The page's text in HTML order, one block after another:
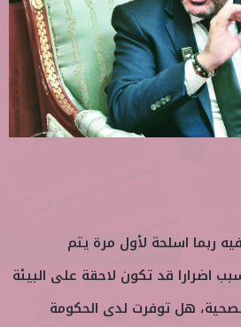
ربما اسلحة لأول مرة يتم
اضرارا قد تكون لاحقة على البيئة
هل توفرت لدى الحكومة